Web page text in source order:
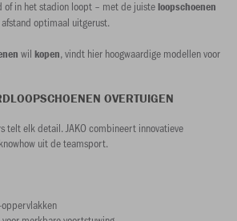
of in het stadion loopt – met de juisteloopschoenen
optimaal uitgerust.
wil kopen, vindt hier hoogwaardige modellen voor
OVERTUIGEN
telt elk detail. JAKO combineert innovatieve
uit de teamsport.